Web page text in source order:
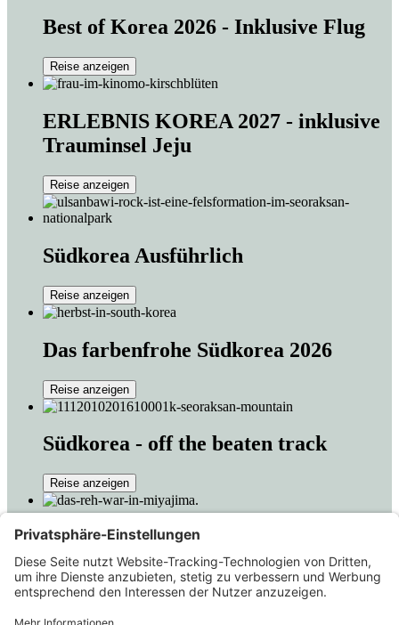
Best of Korea 2026 - Inklusive Flug
Reise anzeigen
ERLEBNIS KOREA 2027 - inklusive
Trauminsel Jeju
Reise anzeigen
Südkorea Ausführlich
Reise anzeigen
Das farbenfrohe Südkorea 2026
Reise anzeigen
Südkorea - off the beaten track
Reise anzeigen
Sushi-Kimchi 2026
Reise anzeigen